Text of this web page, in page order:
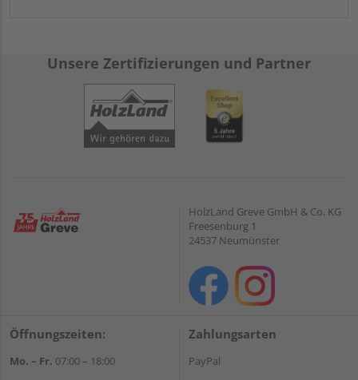
Unsere Zertifizierungen und Partner
HolzLand Greve GmbH & Co. KG
Freesenburg 1
24537 Neumünster
Öffnungszeiten:
Mo. – Fr. 07:00 – 18:00
Zahlungsarten
PayPal